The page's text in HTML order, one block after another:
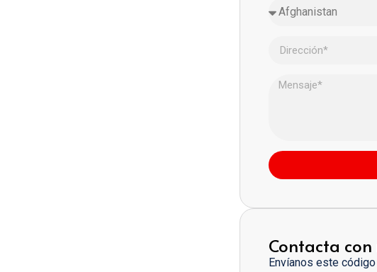
Contacta
Envíanos este